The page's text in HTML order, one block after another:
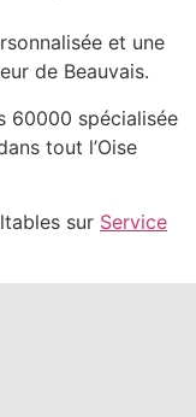
et une
de Beauvais.
60000 spécialisée
tout l’Oise
sur Service